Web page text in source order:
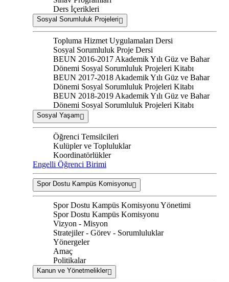
Ders İçerikleri
Sosyal Sorumluluk Projeleri
Topluma Hizmet Uygulamaları Dersi
Sosyal Sorumluluk Proje Dersi
BEUN 2016-2017 Akademik Yılı Güz ve Bahar
Dönemi Sosyal Sorumluluk Projeleri Kitabı
BEUN 2017-2018 Akademik Yılı Güz ve Bahar
Dönemi Sosyal Sorumluluk Projeleri Kitabı
BEUN 2018-2019 Akademik Yılı Güz ve Bahar
Dönemi Sosyal Sorumluluk Projeleri Kitabı
Sosyal Yaşam
Öğrenci Temsilcileri
Kulüpler ve Topluluklar
Koordinatörlükler
Engelli Öğrenci Birimi
Spor Dostu Kampüs Komisyonu
Spor Dostu Kampüs Komisyonu Yönetimi
Spor Dostu Kampüs Komisyonu
Vizyon - Misyon
Stratejiler - Görev - Sorumluluklar
Yönergeler
Amaç
Politikalar
Kanun ve Yönetmelikler